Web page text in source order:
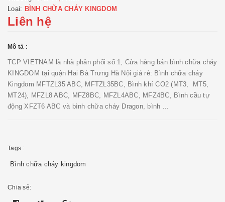
Loại: BÌNH CHỮA CHÁY KINGDOM
Liên hệ
Mô tả :
TCP VIETNAM là nhà phân phối số 1, Cửa hàng bán bình chữa cháy
KINGDOM tại quận Hai Bà Trưng Hà Nội giá rẻ: Bình chữa cháy
Kingdom MFTZL35 ABC, MFTZL35BC, Bình khí CO2 (MT3, MT5,
MT24), MFZL8 ABC, MFZ8BC, MFZL4ABC, MFZ4BC, Bình cầu tự
động XFZT6 ABC và bình chữa cháy Dragon, bình ...
Tags :
Bình chữa cháy kingdom
Chia sẻ: